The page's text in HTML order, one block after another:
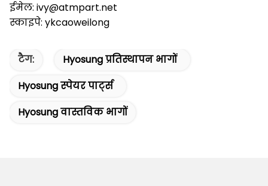
ईमेल: ivy@atmpart.net
स्काइपे: ykcaoweilong
टैग:
Hyosung प्रतिस्थापन भागों
Hyosung स्पेयर पार्ट्स
Hyosung वास्तविक भागों